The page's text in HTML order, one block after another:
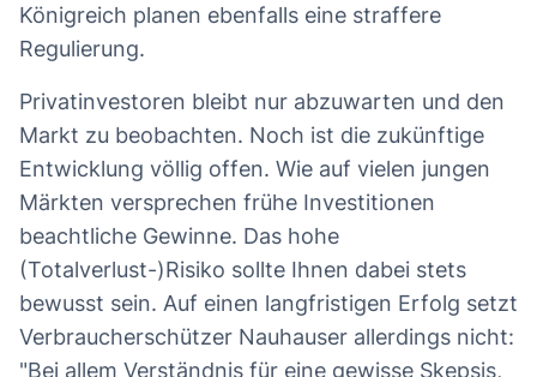
Königreich planen ebenfalls eine straffere
Regulierung.
Privatinvestoren bleibt nur abzuwarten und den
Markt zu beobachten. Noch ist die zukünftige
Entwicklung völlig offen. Wie auf vielen jungen
Märkten versprechen frühe Investitionen
beachtliche Gewinne. Das hohe
(Totalverlust-)Risiko sollte Ihnen dabei stets
bewusst sein. Auf einen langfristigen Erfolg setzt
Verbraucherschützer Nauhauser allerdings nicht:
"Bei allem Verständnis für eine gewisse Skepsis,